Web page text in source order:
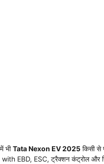
भीTata Nexon EV 2025 किसी से
EBD, ESC, ट्रैक्शन कंट्रोल और